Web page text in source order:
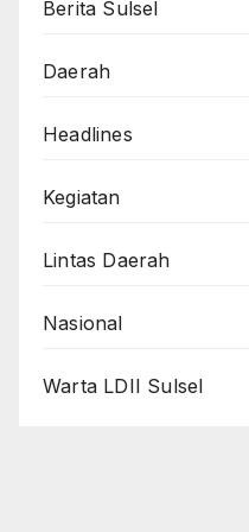
Berita Sulsel
Daerah
Headlines
Kegiatan
Lintas Daerah
Nasional
Warta LDII Sulsel